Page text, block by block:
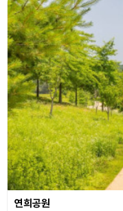
연희공원